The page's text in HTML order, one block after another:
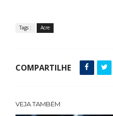
Tags : Acre
COMPARTILHE
VEJA TAMBÉM